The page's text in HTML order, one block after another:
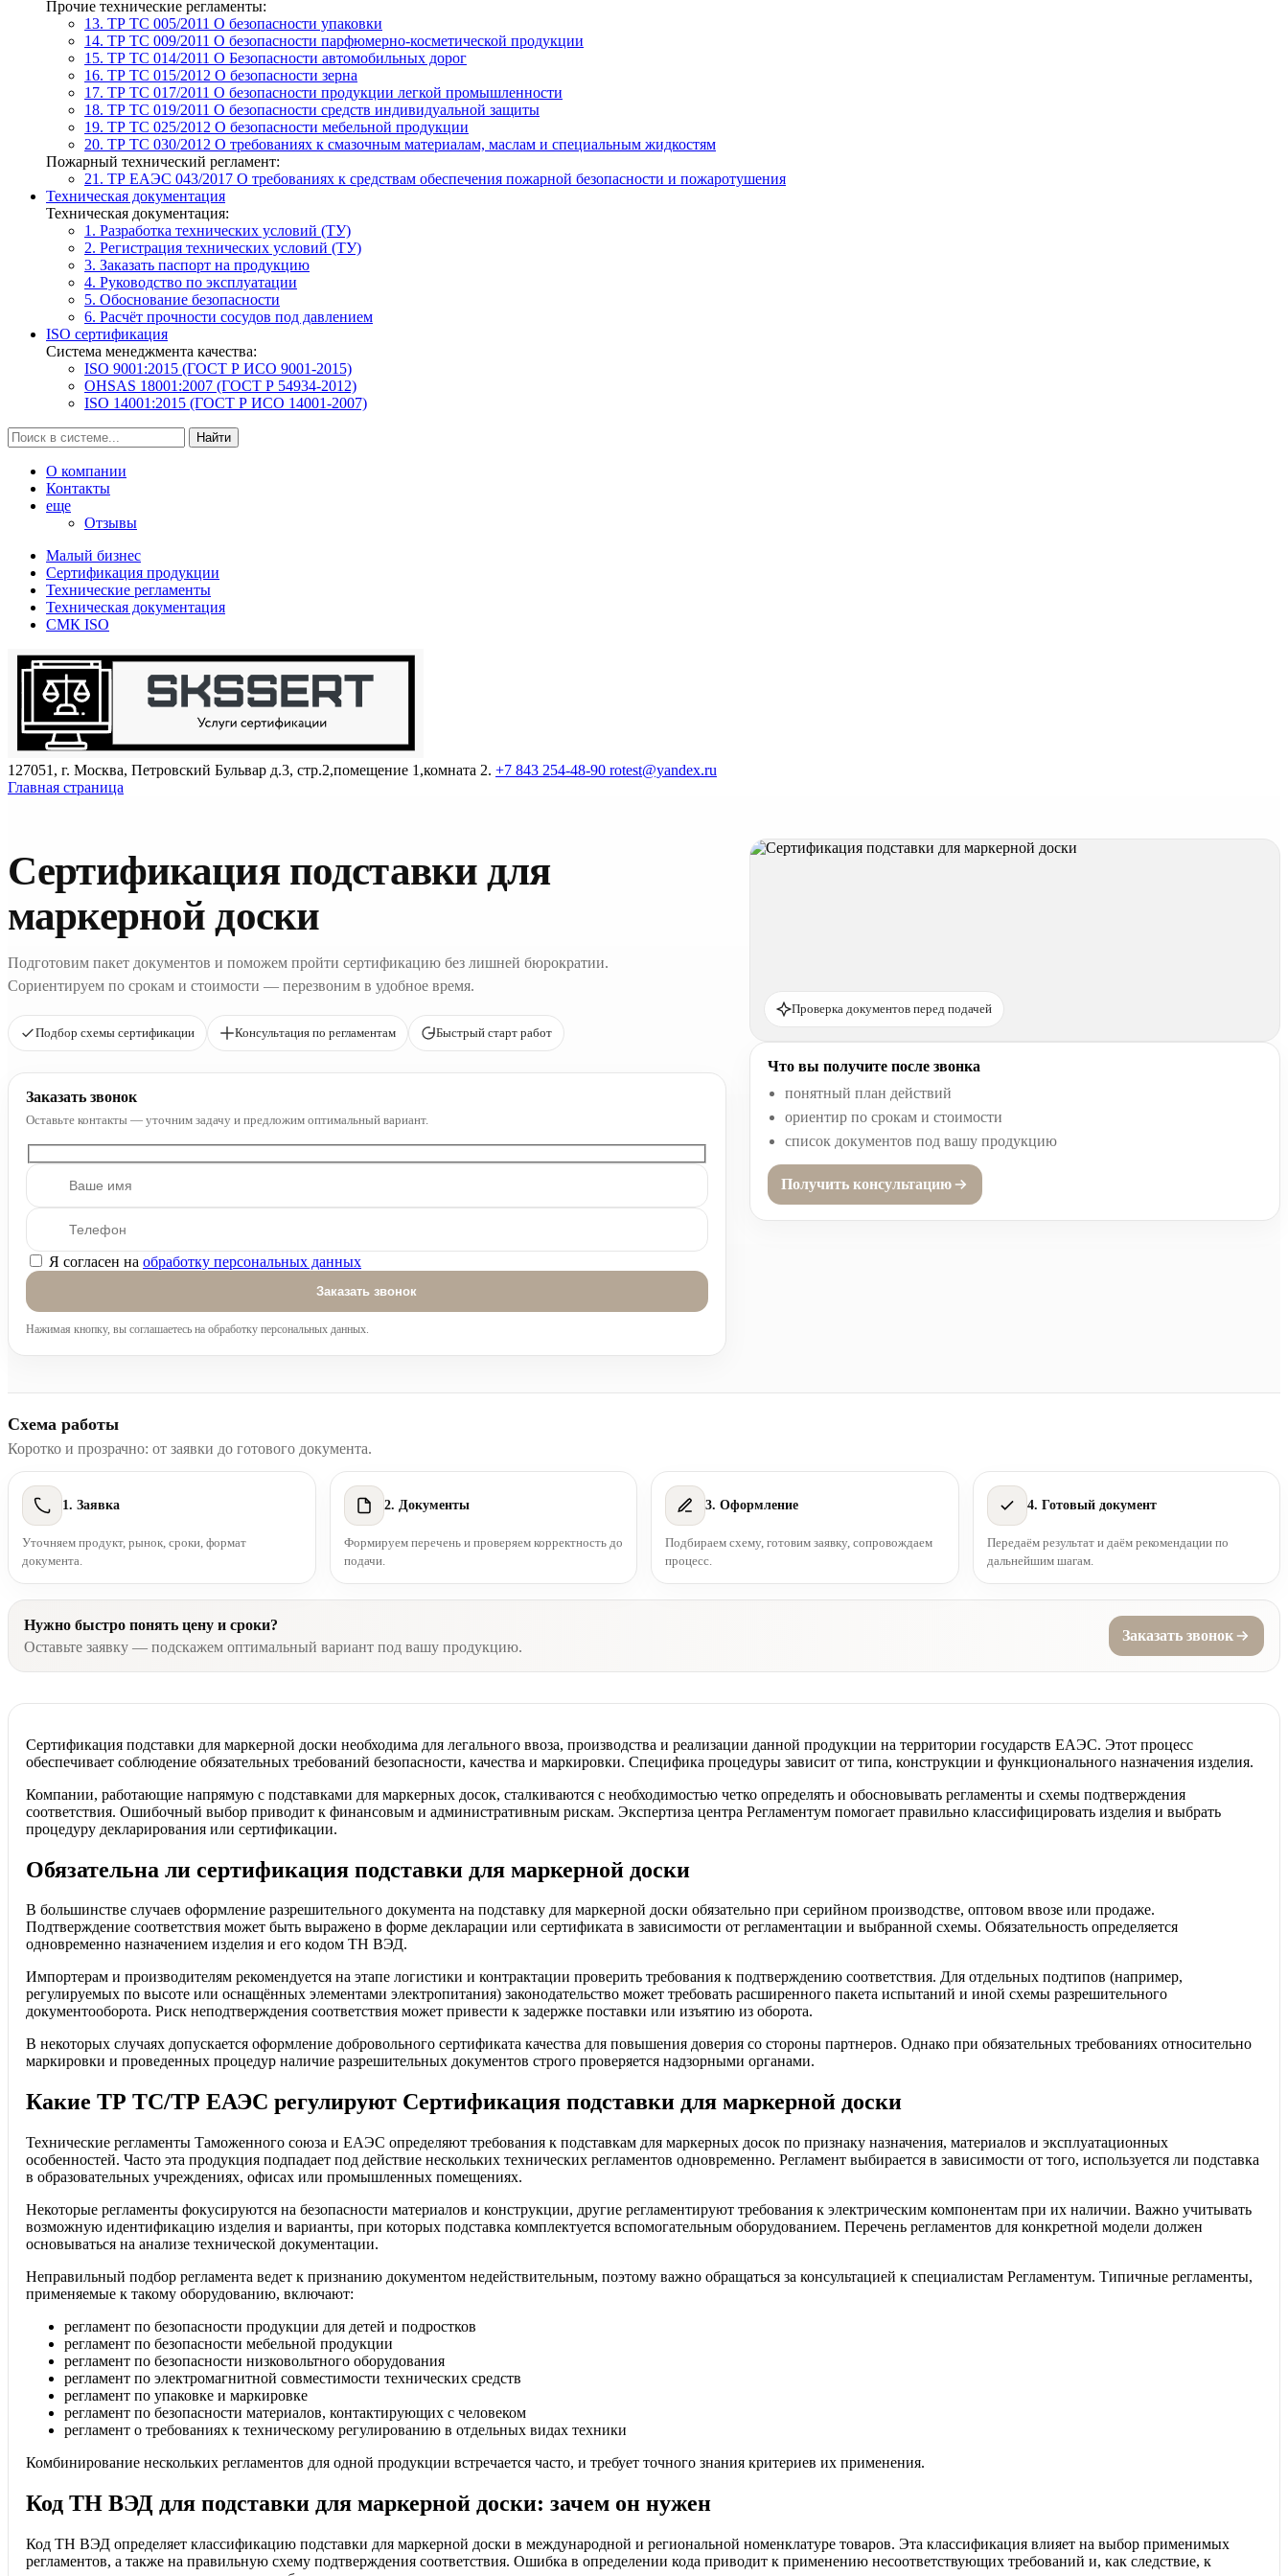
Прочие технические регламенты:
13. ТР ТС 005/2011 О безопасности упаковки
14. ТР ТС 009/2011 О безопасности парфюмерно-косметической продукции
15. ТР ТС 014/2011 О Безопасности автомобильных дорог
16. ТР ТС 015/2012 О безопасности зерна
17. ТР ТС 017/2011 О безопасности продукции легкой промышленности
18. ТР ТС 019/2011 О безопасности средств индивидуальной защиты
19. ТР ТС 025/2012 О безопасности мебельной продукции
20. ТР ТС 030/2012 О требованиях к смазочным материалам, маслам и специальным жидкостям
Пожарный технический регламент:
21. ТР ЕАЭС 043/2017 О требованиях к средствам обеспечения пожарной безопасности и пожаротушения
Техническая документация
Техническая документация:
1. Разработка технических условий (ТУ)
2. Регистрация технических условий (ТУ)
3. Заказать паспорт на продукцию
4. Руководство по эксплуатации
5. Обоснование безопасности
6. Расчёт прочности сосудов под давлением
ISO сертификация
Система менеджмента качества:
ISO 9001:2015 (ГОСТ Р ИСО 9001-2015)
OHSAS 18001:2007 (ГОСТ Р 54934-2012)
ISO 14001:2015 (ГОСТ Р ИСО 14001-2007)
Найти
О компании
Контакты
еще
Отзывы
Малый бизнес
Сертификация продукции
Технические регламенты
Техническая документация
СМК ISO
127051, г. Москва, Петровский Бульвар д.3, стр.2,помещение 1,комната 2. +7 843 254-48-90 rotest@yandex.ru
Главная страница
Сертификация подставки для
маркерной доски
Подготовим пакет документов и поможем пройти сертификацию без лишней бюрократии.
Сориентируем по срокам и стоимости — перезвоним в удобное время.
Подбор схемы сертификации Консультация по регламентам Быстрый старт работ
Заказать звонок
Оставьте контакты — уточним задачу и предложим оптимальный вариант.
Оставьте это поле пустым.
Я согласен на обработку персональных данных
Нажимая кнопку, вы соглашаетесь на обработку персональных данных.
Проверка документов перед подачей
Что вы получите после звонка
понятный план действий
ориентир по срокам и стоимости
список документов под вашу продукцию
Получить консультацию
Схема работы
Коротко и прозрачно: от заявки до готового документа.
1. Заявка
Уточняем продукт, рынок, сроки, формат
документа.
2. Документы
Формируем перечень и проверяем корректность до
подачи.
3. Оформление
Подбираем схему, готовим заявку, сопровождаем
процесс.
4. Готовый документ
Передаём результат и даём рекомендации по
дальнейшим шагам.
Нужно быстро понять цену и сроки?
Оставьте заявку — подскажем оптимальный вариант под вашу продукцию.
Заказать звонок
Сертификация подставки для маркерной доски необходима для легального ввоза, производства и реализации данной продукции на территории государств ЕАЭС. Этот процесс
обеспечивает соблюдение обязательных требований безопасности, качества и маркировки. Специфика процедуры зависит от типа, конструкции и функционального назначения изделия.
Компании, работающие напрямую с подставками для маркерных досок, сталкиваются с необходимостью четко определять и обосновывать регламенты и схемы подтверждения
соответствия. Ошибочный выбор приводит к финансовым и административным рискам. Экспертиза центра Регламентум помогает правильно классифицировать изделия и выбрать
процедуру декларирования или сертификации.
Обязательна ли сертификация подставки для маркерной доски
В большинстве случаев оформление разрешительного документа на подставку для маркерной доски обязательно при серийном производстве, оптовом ввозе или продаже.
Подтверждение соответствия может быть выражено в форме декларации или сертификата в зависимости от регламентации и выбранной схемы. Обязательность определяется
одновременно назначением изделия и его кодом ТН ВЭД.
Импортерам и производителям рекомендуется на этапе логистики и контрактации проверить требования к подтверждению соответствия. Для отдельных подтипов (например,
регулируемых по высоте или оснащённых элементами электропитания) законодательство может требовать расширенного пакета испытаний и иной схемы разрешительного
документооборота. Риск неподтверждения соответствия может привести к задержке поставки или изъятию из оборота.
В некоторых случаях допускается оформление добровольного сертификата качества для повышения доверия со стороны партнеров. Однако при обязательных требованиях относительно
маркировки и проведенных процедур наличие разрешительных документов строго проверяется надзорными органами.
Какие ТР ТС/ТР ЕАЭС регулируют Сертификация подставки для маркерной доски
Технические регламенты Таможенного союза и ЕАЭС определяют требования к подставкам для маркерных досок по признаку назначения, материалов и эксплуатационных
особенностей. Часто эта продукция подпадает под действие нескольких технических регламентов одновременно. Регламент выбирается в зависимости от того, используется ли подставка
в образовательных учреждениях, офисах или промышленных помещениях.
Некоторые регламенты фокусируются на безопасности материалов и конструкции, другие регламентируют требования к электрическим компонентам при их наличии. Важно учитывать
возможную идентификацию изделия и варианты, при которых подставка комплектуется вспомогательным оборудованием. Перечень регламентов для конкретной модели должен
основываться на анализе технической документации.
Неправильный подбор регламента ведет к признанию документом недействительным, поэтому важно обращаться за консультацией к специалистам Регламентум. Типичные регламенты,
применяемые к такому оборудованию, включают:
регламент по безопасности продукции для детей и подростков
регламент по безопасности мебельной продукции
регламент по безопасности низковольтного оборудования
регламент по электромагнитной совместимости технических средств
регламент по упаковке и маркировке
регламент по безопасности материалов, контактирующих с человеком
регламент о требованиях к техническому регулированию в отдельных видах техники
Комбинирование нескольких регламентов для одной продукции встречается часто, и требует точного знания критериев их применения.
Код ТН ВЭД для подставки для маркерной доски: зачем он нужен
Код ТН ВЭД определяет классификацию подставки для маркерной доски в международной и региональной номенклатуре товаров. Эта классификация влияет на выбор применимых
регламентов, а также на правильную схему подтверждения соответствия. Ошибка в определении кода приводит к применению несоответствующих требований и, как следствие, к